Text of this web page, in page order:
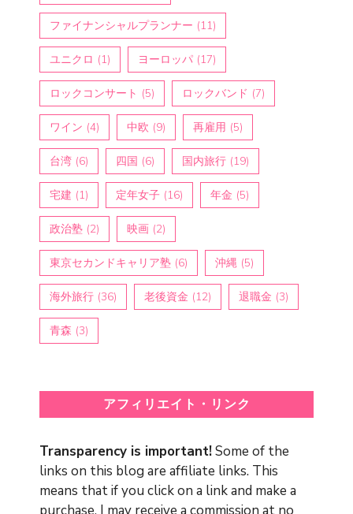
ファイナンシャルプランナー (11)
ユニクロ (1) ヨーロッパ (17)
ロックコンサート (5) ロックバンド (7)
ワイン (4) 中欧 (9) 再雇用 (5)
台湾 (6) 四国 (6) 国内旅行 (19)
宅建 (1) 定年女子 (16) 年金 (5)
政治塾 (2) 映画 (2)
東京セカンドキャリア塾 (6) 沖縄 (5)
海外旅行 (36) 老後資金 (12) 退職金 (3)
青森 (3)
アフィリエイト・リンク
Transparency is important!Some of the
links on this blog are affiliate links. This
means that if you click on a link and make a
purchase, I may receive a commission at no